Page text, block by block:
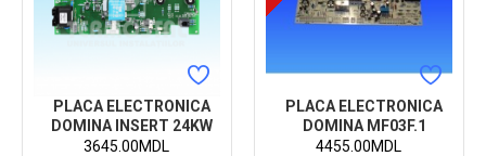
PLACA ELECTRONICA
DOMINA INSERT 24KW
3645.00MDL
PLACA ELECTRONICA
DOMINA MF03F.1
4455.00MDL